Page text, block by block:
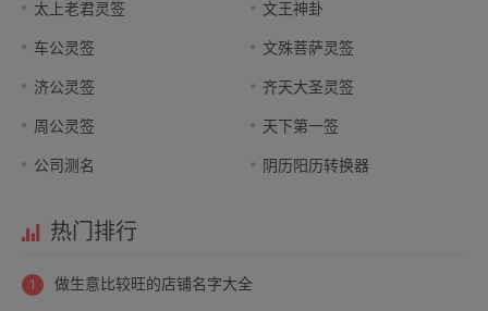
太上老君灵签 文王神卦
车公灵签 文殊菩萨灵签
济公灵签 齐天大圣灵签
周公灵签 天下第一签
公司测名 阴历阳历转换器
热门排行
做生意比较旺的店铺名字大全